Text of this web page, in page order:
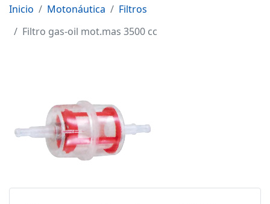
Inicio Motonáutica
Filtros
Filtro gas-oil mot.mas 3500 cc